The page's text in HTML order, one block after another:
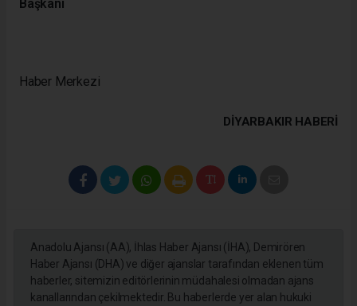
Başkanı
Haber Merkezi
DIYARBAKIR HABERİ
Anadolu Ajansı (AA), İhlas Haber Ajansı (İHA), Demirören
Haber Ajansı (DHA) ve diğer ajanslar tarafından eklenen tüm
haberler, sitemizin editörlerinin müdahalesi olmadan ajans
kanallarından çekilmektedir. Bu haberlerde yer alan hukuki